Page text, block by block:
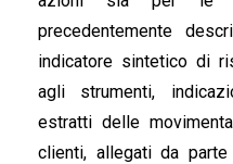
precedentemente
indicatore sintetico di
agli strumenti,
estratti delle
clienti, allegati da